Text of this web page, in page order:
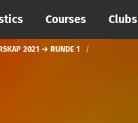
Courses Clubs
2021 → RUNDE 1